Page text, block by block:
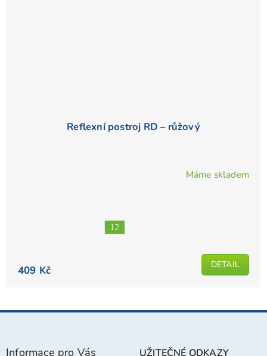
Reflexní postroj RD – růžový
5
hvězdiček.
Máme skladem
409 Kč DETAIL
12
Z
Informace pro Vás UŽITEČNÉ ODKAZY